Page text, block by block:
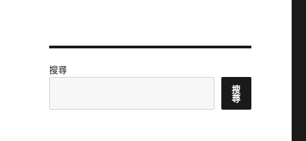
搜尋
搜
尋